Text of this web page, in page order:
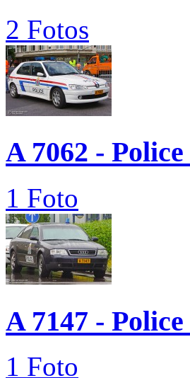
2 Fotos
A 7062 -
1 Foto
A 7147 -
1 Foto